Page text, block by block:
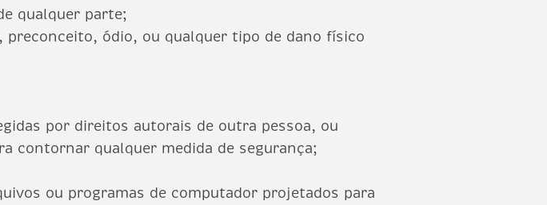
qualquer parte;
preconceito, ódio, ou qualquer tipo de dano físico
por direitos autorais de outra pessoa, ou
contornar qualquer medida de segurança;
ou programas de computador projetados para